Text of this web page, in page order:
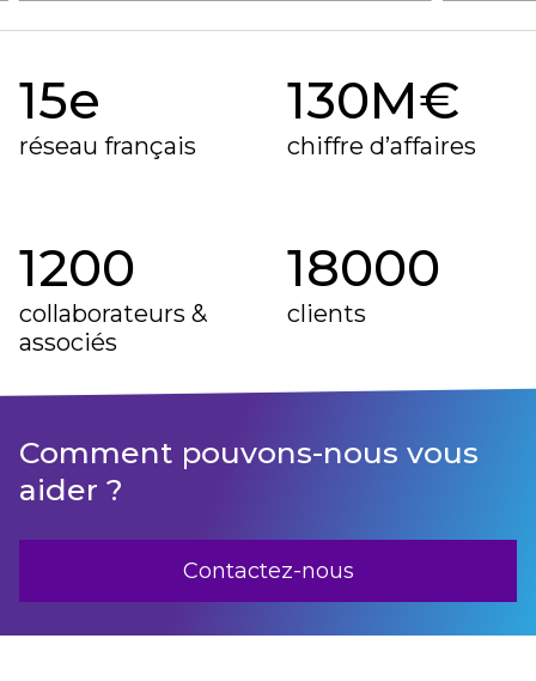
15e
réseau français
130M€
chiffre d’affaires
1200
collaborateurs &
associés
18000
clients
Comment pouvons-nous vous
aider ?
Contactez-nous